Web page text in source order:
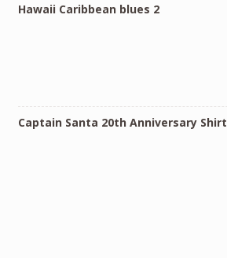
Hawaii Caribbean blues 2
Captain Santa 20th Anniversary Shirt